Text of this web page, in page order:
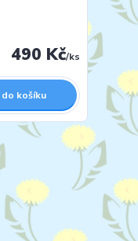
490 Kč/ks
košíku